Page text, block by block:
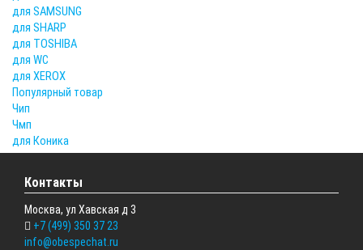
для SAMSUNG
для SHARP
для TOSHIBA
для WC
для XEROX
Популярный товар
Чип
Чмп
для Коника
Контакты
Москва, ул Хавская д 3
+7 (499) 350 37 23
info@obespechat.ru